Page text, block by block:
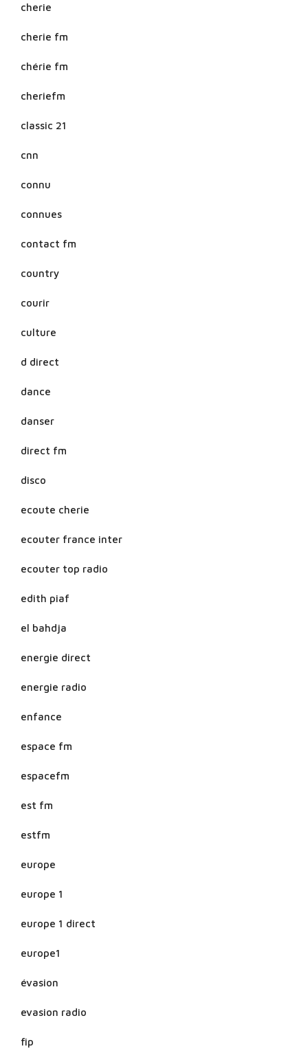
cherie
cherie fm
chérie fm
cheriefm
classic 21
cnn
connu
connues
contact fm
country
courir
culture
d direct
dance
danser
direct fm
disco
ecoute cherie
ecouter france inter
ecouter top radio
edith piaf
el bahdja
energie direct
energie radio
enfance
espace fm
espacefm
est fm
estfm
europe
europe 1
europe 1 direct
europe1
évasion
evasion radio
fip